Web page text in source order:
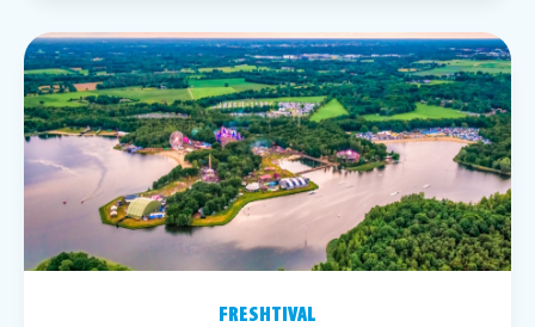
FRESHTIVAL